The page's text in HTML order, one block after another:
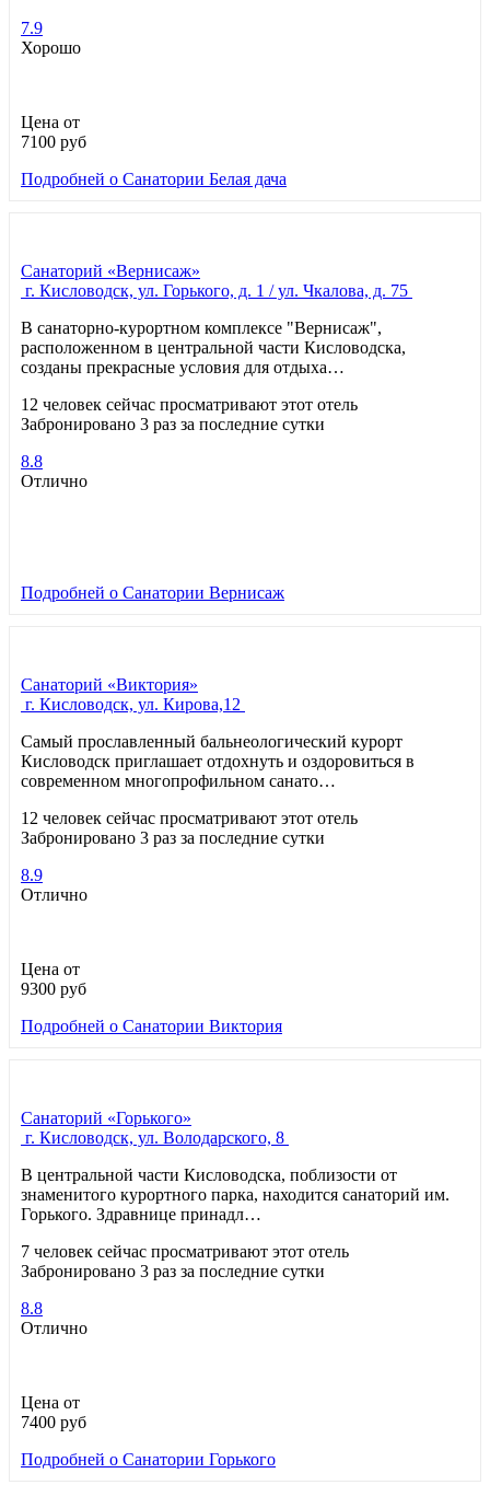
7.9
Хорошо
Цена от
7100 руб
Подробней о Санатории Белая дача
Санаторий «Вернисаж»
г. Кисловодск, ул. Горького, д. 1 / ул. Чкалова, д. 75
В санаторно-курортном комплексе "Вернисаж",
расположенном в центральной части Кисловодска,
созданы прекрасные условия для отдыха…
12 человек сейчас просматривают этот отель
Забронировано 3 раз за последние сутки
8.8
Отлично
Подробней о Санатории Вернисаж
Санаторий «Виктория»
г. Кисловодск, ул. Кирова,12
Самый прославленный бальнеологический курорт
Кисловодск приглашает отдохнуть и оздоровиться в
современном многопрофильном санато…
12 человек сейчас просматривают этот отель
Забронировано 3 раз за последние сутки
8.9
Отлично
Цена от
9300 руб
Подробней о Санатории Виктория
Санаторий «Горького»
г. Кисловодск, ул. Володарского, 8
В центральной части Кисловодска, поблизости от
знаменитого курортного парка, находится санаторий им.
Горького. Здравнице принадл…
7 человек сейчас просматривают этот отель
Забронировано 3 раз за последние сутки
8.8
Отлично
Цена от
7400 руб
Подробней о Санатории Горького